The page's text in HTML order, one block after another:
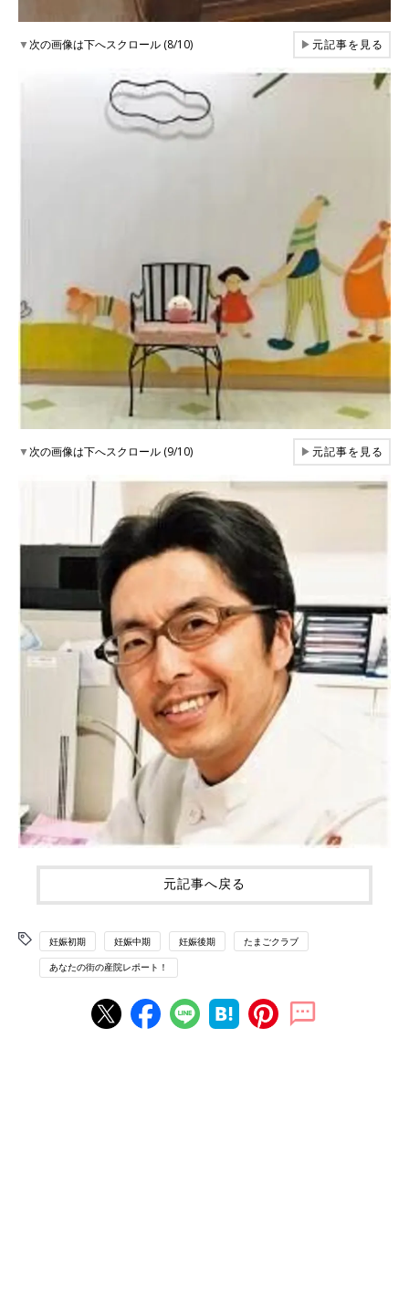
▼次の画像は下へスクロール (8/10) ▶元記事を見る
▼次の画像は下へスクロール (9/10) ▶元記事を見る
元記事へ戻る
妊娠初期 妊娠中期 妊娠後期 たまごクラブ
あなたの街の産院レポート！